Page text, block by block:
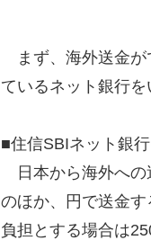
まず、海外送金が
ているネット銀行を
■住信SBIネット銀行
日本から海外への
のほか、円で送金
負担とする場合は